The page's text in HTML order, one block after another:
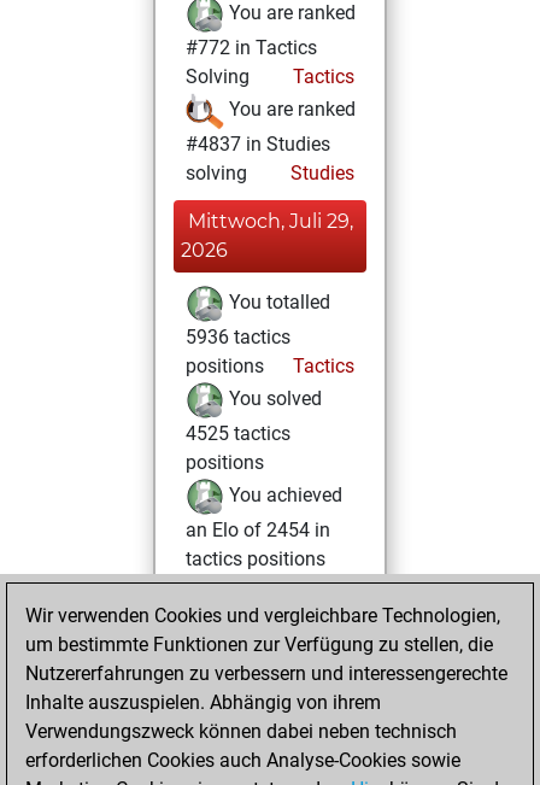
You are ranked
#772 in Tactics
Solving
Tactics
You are ranked
#4837 in Studies
solving
Studies
Mittwoch, Juli 29,
2026
You totalled
5936 tactics
positions
Tactics
You solved
4525 tactics
positions
You achieved
an Elo of 2454 in
tactics positions
Sonntag,
November 28,
2021
You created
your Fritz account
Wir verwenden Cookies und vergleichbare Technologien,
um bestimmte Funktionen zur Verfügung zu stellen, die
Nutzererfahrungen zu verbessern und interessengerechte
Inhalte auszuspielen. Abhängig von ihrem
Verwendungszweck können dabei neben technisch
erforderlichen Cookies auch Analyse-Cookies sowie